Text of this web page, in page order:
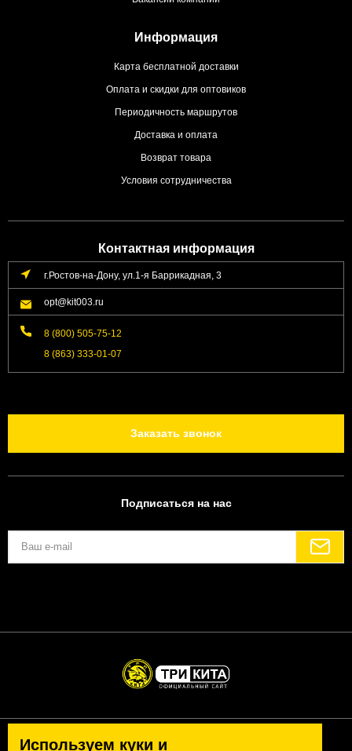
Информация
Карта бесплатной доставки
Оплата и скидки для оптовиков
Периодичность маршрутов
Доставка и оплата
Возврат товара
Условия сотрудничества
Контактная информация
г.Ростов-на-Дону, ул.1-я Баррикадная, 3
opt@kit003.ru
8 (800) 505-75-12
8 (863) 333-01-07
Заказать звонок
Подписаться на нас
Политика конфиденциальности
Используем куки и